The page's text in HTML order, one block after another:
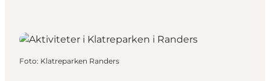
Foto: Klatreparken Randers